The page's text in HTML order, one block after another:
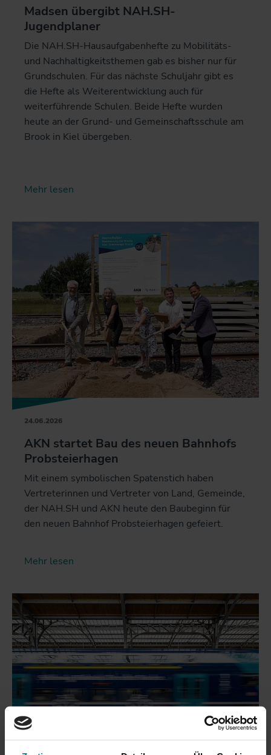
Madsen übergibt NAH.SH-
Jugendplaner
Die NAH.SH-Hausaufgabenhefte zu Mobilitäts-
und Nachhaltigkeitsthemen gab es bisher nur für
Grundschulen. Für das nächste Schuljahr gibt es
die Hefte als Weiterentwicklung auch für
weiterführende Schulen. Beide Hefte wurden
heute an der Grund- und Gemeinschaftsschule am
Brook in Kiel übergeben.
Mehr lesen
24.06.2026
AKN startet Bau des neuen Bahnhofs
Probsteierhagen
Mit einem symbolischen Spatenstich haben
Vertreterinnen und Vertreter von Land, Gemeinde,
der NAH.SH und AKN heute den Baubeginn für
den neuen Bahnhof Probsteierhagen gefeiert.
Mehr lesen